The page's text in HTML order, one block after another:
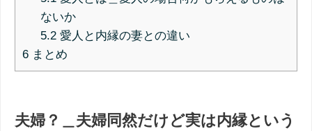
ないか
5.2愛人と内縁の妻との違い
6 まとめ
夫婦？＿夫婦同然だけど実は内縁という